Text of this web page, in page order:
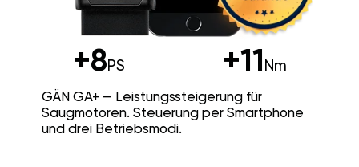
+8PS +11 Nm
GÄN GA+ — Leistungssteigerung für
Saugmotoren. Steuerung per Smartphone
und drei Betriebsmodi.